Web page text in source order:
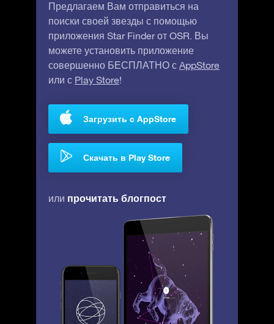
Предлагаем Вам отправиться на
поиски своей звезды с помощью
приложения Star Finder от OSR. Вы
можете установить приложение
совершенно БЕСПЛАТНО с AppStore
или с Play Store!
Загрузить с AppStore
Скачать в Play Store
или прочитать блогпост